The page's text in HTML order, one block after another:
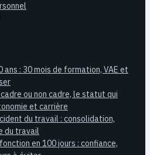
ans : 30 mois de formation, VAE et
ou non cadre, le statut qui
et carrière
du travail : consolidation,
du travail
en 100 jours : confiance,